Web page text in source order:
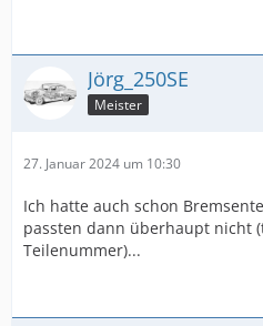
Jörg_250SE
Meister
27. Januar 2024 um 10:30
Ich hatte auch schon
passten dann überhaupt nicht
Teilenummer)...